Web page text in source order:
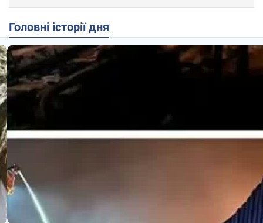
Головні історії дня